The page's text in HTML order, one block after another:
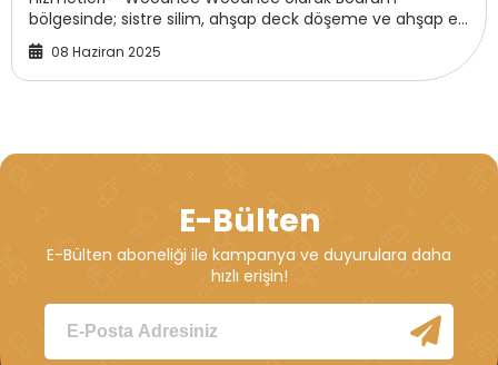
bölgesinde; sistre silim, ahşap deck döşeme ve ahşap ev
projeleriyle estetik, dayanıklı ve uzun ömürlü mekan...
08 Haziran 2025
E-Bülten
E-Bülten aboneliği ile kampanya ve duyurulara daha
hızlı erişin!